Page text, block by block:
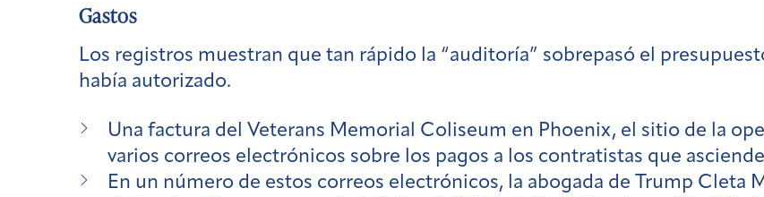
Gastos
Los registros muestran que tan rápido la “auditoría” sobrepasó el
había autorizado.
Una factura del Veterans Memorial Coliseum en Phoenix, el sitio de la
varios correos electrónicos sobre los pagos a los contratistas que
En un número de estos correos electrónicos, la abogada de Trump